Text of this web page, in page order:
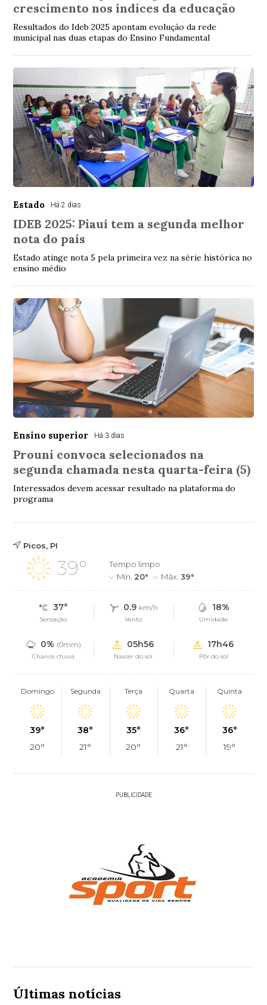
crescimento nos índices da educação
Resultados do Ideb 2025 apontam evolução da rede
municipal nas duas etapas do Ensino Fundamental
Estado Há 2 dias
IDEB 2025: Piauí tem a segunda melhor
nota do país
Estado atinge nota 5 pela primeira vez na série histórica no
ensino médio
Ensino superior Há 3 dias
Prouni convoca selecionados na
segunda chamada nesta quarta-feira (5)
Interessados devem acessar resultado na plataforma do
programa
Picos, PI
39°
Tempo limpo
Mín. 20° Máx.39°
37°
Sensação
0.9 km/h
Vento
18%
Umidade
0% (0mm)
Chance chuva
05h56
Nascer do sol
17h46
Pôr do sol
Domingo
39°
20°
Segunda
38°
21°
Terça
35°
20°
Quarta
36°
21°
Quinta
36°
19°
PUBLICIDADE
Últimas notícias